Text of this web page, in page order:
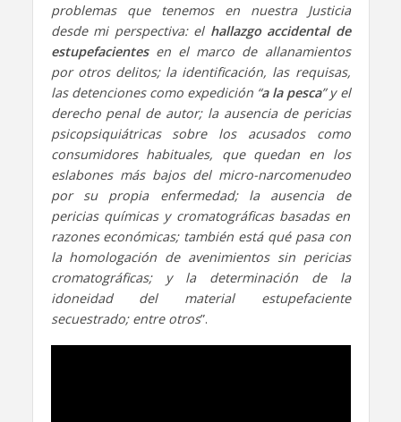
problemas que tenemos en nuestra Justicia
desde mi perspectiva: elhallazgo accidental de
estupefacientesen el marco de allanamientos
por otros delitos; la identificación, las requisas,
las detenciones como expedición “a la pesca” y el
derecho penal de autor; la ausencia de pericias
psicopsiquiátricas sobre los acusados como
consumidores habituales, que quedan en los
eslabones más bajos del micro-narcomenudeo
por su propia enfermedad; la ausencia de
pericias químicas y cromatográficas basadas en
razones económicas; también está qué pasa con
la homologación de avenimientos sin pericias
cromatográficas; y la determinación de la
idoneidad del material estupefaciente
secuestrado; entre otros”.